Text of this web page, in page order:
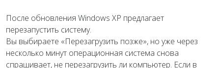
После обновления Windows XP предлагает
перезапустить систему.
Вы выбираете «Перезагрузить позже», но уже через
несколько минут операционная система снова
спрашивает, не перезагрузить ли компьютер. Если в